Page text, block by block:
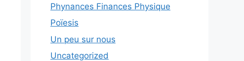
Phynances Finances Physique
Poïesis
Un peu sur nous
Uncategorized